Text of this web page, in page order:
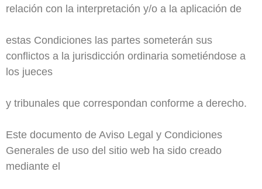
relación con la interpretación y/o a la aplicación de
estas Condiciones las partes someterán sus
conflictos a la jurisdicción ordinaria sometiéndose a
los jueces
y tribunales que correspondan conforme a derecho.
Este documento de Aviso Legal y Condiciones
Generales de uso del sitio web ha sido creado
mediante el